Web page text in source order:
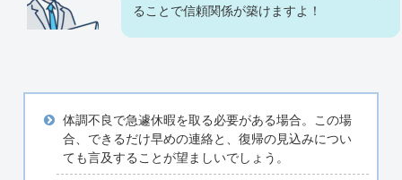
ることで信頼関係が築けますよ！
体調不良で急遽休暇を取る必要がある場合。この場
合、できるだけ早めの連絡と、復帰の見込みについ
ても言及することが望ましいでしょう。